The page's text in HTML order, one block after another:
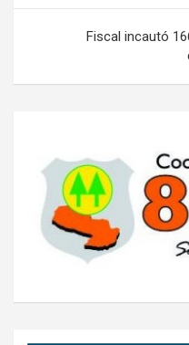
Fiscal incautó